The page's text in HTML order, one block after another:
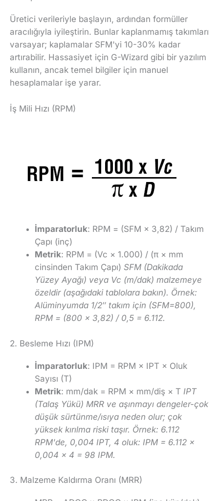
Üretici verileriyle başlayın, ardından formüller
aracılığıyla iyileştirin. Bunlar kaplanmamış takımları
varsayar; kaplamalar SFM'yi 10-30% kadar
artırabilir. Hassasiyet için G-Wizard gibi bir yazılım
kullanın, ancak temel bilgiler için manuel
hesaplamalar işe yarar.
İş Mili Hızı (RPM)
İmparatorluk: RPM = (SFM × 3,82) / Takım
Çapı (inç)
Metrik: RPM = (Vc × 1.000) / (π × mm
cinsinden Takım Çapı) SFM (Dakikada
Yüzey Ayağı) veya Vc (m/dak) malzemeye
özeldir (aşağıdaki tablolara bakın). Örnek:
Alüminyumda 1/2″ takım için (SFM=800),
RPM = (800 × 3,82) / 0,5 = 6.112.
2. Besleme Hızı (IPM)
İmparatorluk: IPM = RPM × IPT × Oluk
Sayısı (T)
Metrik: mm/dak = RPM × mm/diş × T IPT
(Talaş Yükü) MRR ve aşınmayı dengeler-çok
düşük sürtünme/ısıya neden olur; çok
yüksek kırılma riski taşır. Örnek: 6.112
RPM'de, 0,004 IPT, 4 oluk: IPM = 6.112 ×
0,004 × 4 = 98 IPM.
3. Malzeme Kaldırma Oranı (MRR)